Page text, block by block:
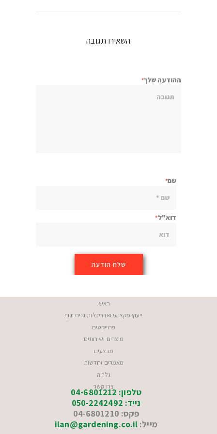
השאירו תגובה
ההודעה שלך
שם
דוא"ל
ראשי
ייעוץ מקצועי ואדריכלות גנים ונוף
פרוייקטים
מוצרים ושירותים
מבצעים
מאמרים וחדשות
גלריה
צרו קשר
טלפון: 04-6801212
נייד: 050-2242492
פקס: 04-6801210
מייל: ilan@gardening.co.il